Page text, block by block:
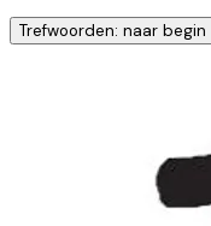
Trefwoorden: naar begin